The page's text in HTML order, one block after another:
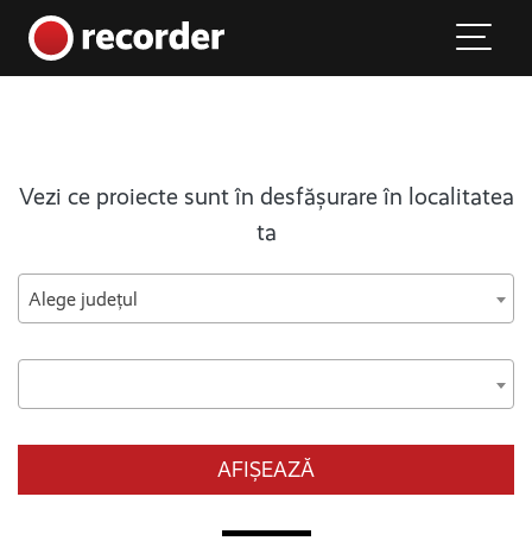
Main Navigation
Vezi ce proiecte sunt în desfășurare în localitatea
ta
Alege județul
AFIȘEAZĂ